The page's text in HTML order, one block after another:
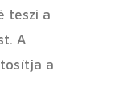
teszi a
A
a